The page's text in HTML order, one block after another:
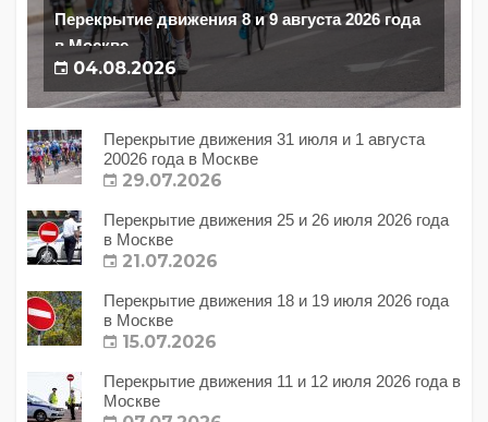
Перекрытие движения 8 и 9 августа 2026 года
в Москве
04.08.2026
Перекрытие движения 31 июля и 1 августа
20026 года в Москве
29.07.2026
Перекрытие движения 25 и 26 июля 2026 года
в Москве
21.07.2026
Перекрытие движения 18 и 19 июля 2026 года
в Москве
15.07.2026
Перекрытие движения 11 и 12 июля 2026 года в
Москве